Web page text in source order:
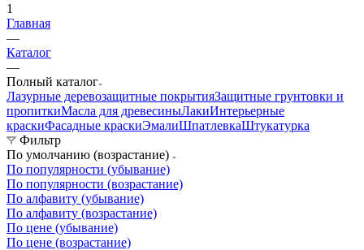
1
Главная
—
Каталог
—
Полный каталог
Лазурные деревозащитные покрытияЗащитные грунтовки и
пропиткиМасла для древесиныЛакиИнтерьерные
краскиФасадные краскиЭмалиШпатлевкаШтукатурка
Фильтр
По умолчанию (возрастание)
По популярности (убывание)
По популярности (возрастание)
По алфавиту (убывание)
По алфавиту (возрастание)
По цене (убывание)
По цене (возрастание)